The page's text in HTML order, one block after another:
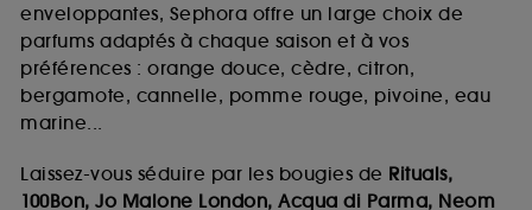
enveloppantes, Sephora offre un large choix de
parfums adaptés à chaque saison et à vos
préférences : orange douce, cèdre, citron,
bergamote, cannelle, pomme rouge, pivoine, eau
marine...
Laissez-vous séduire par les bougies de Rituals,
100Bon, Jo Malone London, Acqua di Parma, Neom